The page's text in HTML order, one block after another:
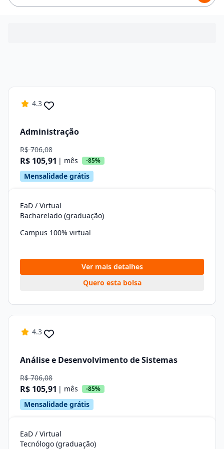
4.3
Administração
R$ 706,08
R$ 105,91 | mês -85%
Mensalidade grátis
EaD / Virtual
Bacharelado (graduação)
Campus 100% virtual
Ver mais detalhes
Quero esta bolsa
4.3
Análise e Desenvolvimento de Sistemas
R$ 706,08
R$ 105,91 | mês -85%
Mensalidade grátis
EaD / Virtual
Tecnólogo (graduação)